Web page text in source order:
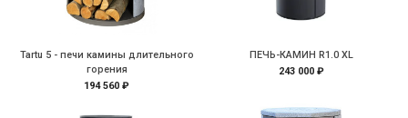
Tartu 5 - печи камины длительного
горения
194 560 ₽
ПЕЧЬ-КАМИН R1.0 XL
243 000 ₽